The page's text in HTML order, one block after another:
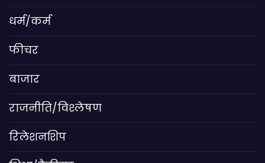
धर्म/कर्म
फीचर
बाजार
राजनीति/विश्लेषण
रिलेशनशिप